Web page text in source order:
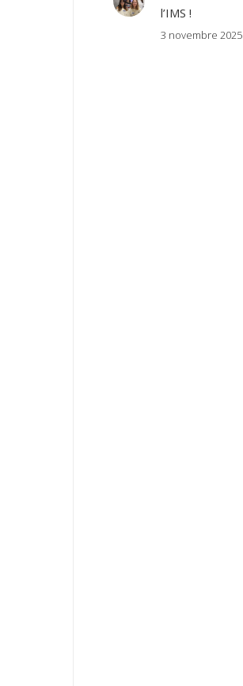
l’IMS !
3 novembre 2025